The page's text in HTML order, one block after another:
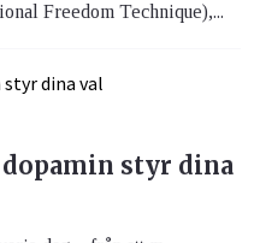
Freedom Technique),...
styr dina